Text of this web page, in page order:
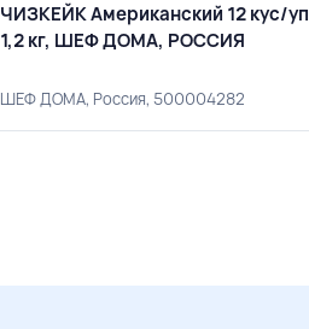
ЧИЗКЕЙК Американский 12 кус/уп
1,2 кг, ШЕФ ДОМА, РОССИЯ
ШЕФ ДОМА, Россия, 500004282